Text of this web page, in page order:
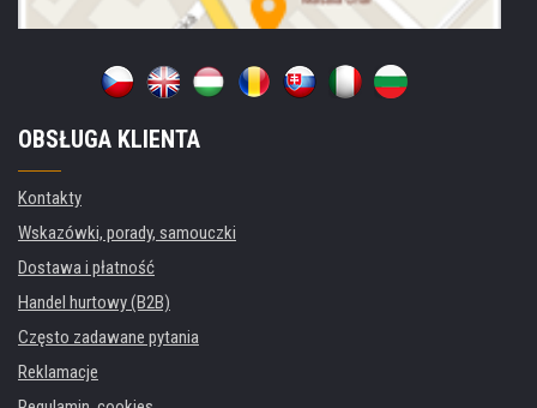
OBSŁUGA KLIENTA
Kontakty
Wskazówki, porady, samouczki
Dostawa i płatność
Handel hurtowy (B2B)
Często zadawane pytania
Reklamacje